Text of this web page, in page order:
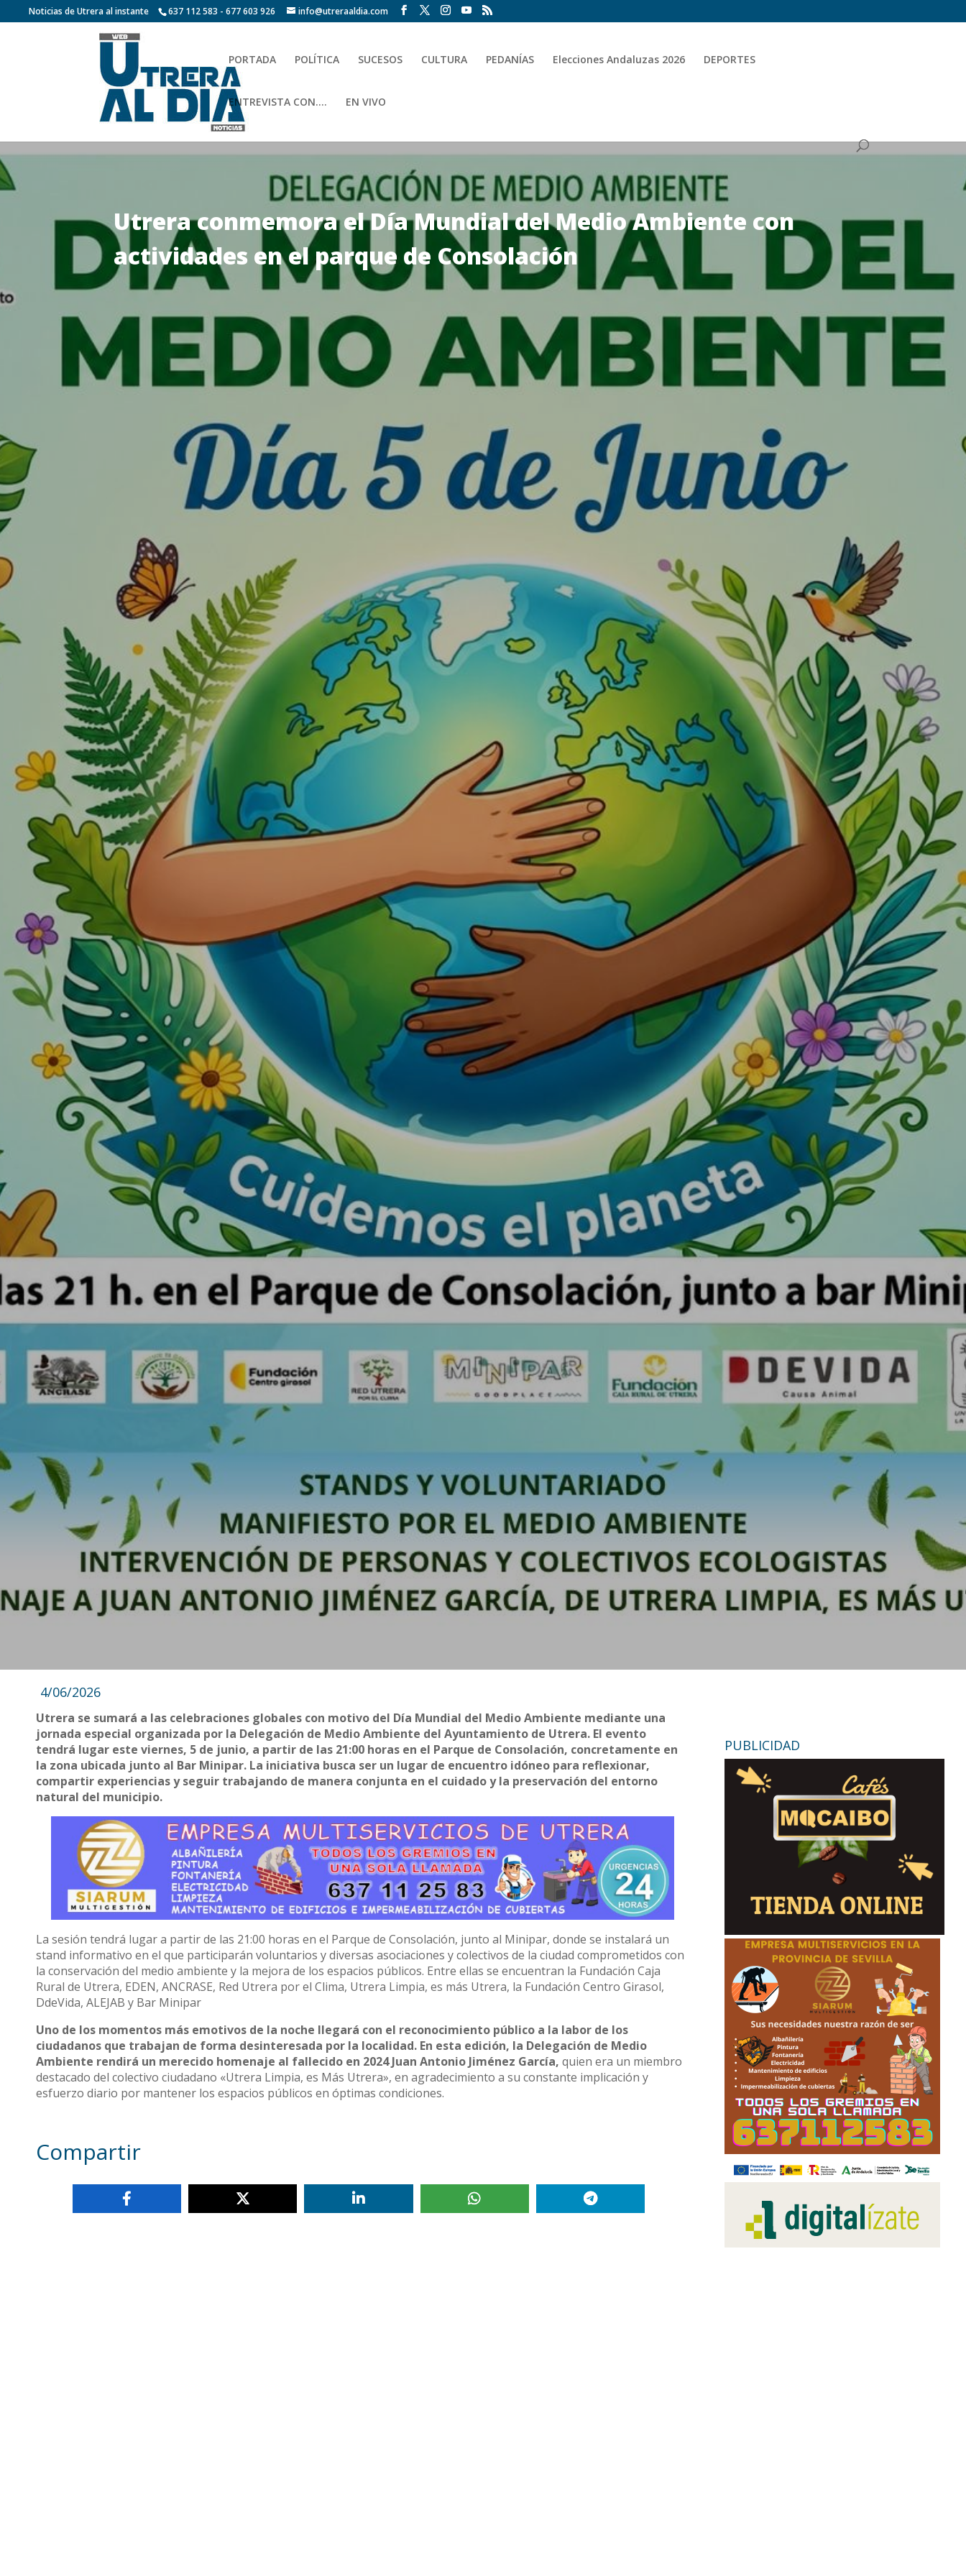
Noticias de Utrera al instante 637 112 583 - 677 603 926 info@utreraaldia.com
PORTADA POLÍTICA SUCESOS CULTURA PEDANÍAS Elecciones Andaluzas 2026 DEPORTES
ENTREVISTA CON…. EN VIVO
Utrera conmemora el Día Mundial del Medio Ambiente con
actividades en el parque de Consolación
4/06/2026
Utrera se sumará a las celebraciones globales con motivo del Día Mundial del Medio Ambiente mediante una
jornada especial organizada por la Delegación de Medio Ambiente del Ayuntamiento de Utrera. El evento
tendrá lugar este viernes, 5 de junio, a partir de las 21:00 horas en el Parque de Consolación, concretamente en
la zona ubicada junto al Bar Minipar. La iniciativa busca ser un lugar de encuentro idóneo para reflexionar,
compartir experiencias y seguir trabajando de manera conjunta en el cuidado y la preservación del entorno
natural del municipio.
La sesión tendrá lugar a partir de las 21:00 horas en el Parque de Consolación, junto al Minipar, donde se instalará un
stand informativo en el que participarán voluntarios y diversas asociaciones y colectivos de la ciudad comprometidos con
la conservación del medio ambiente y la mejora de los espacios públicos. Entre ellas se encuentran la Fundación Caja
Rural de Utrera, EDEN, ANCRASE, Red Utrera por el Clima, Utrera Limpia, es más Utrera, la Fundación Centro Girasol,
DdeVida, ALEJAB y Bar Minipar
Uno de los momentos más emotivos de la noche llegará con el reconocimiento público a la labor de los
ciudadanos que trabajan de forma desinteresada por la localidad. En esta edición, la Delegación de Medio
Ambiente rendirá un merecido homenaje al fallecido en 2024 Juan Antonio Jiménez García,quien era un miembro
destacado del colectivo ciudadano «Utrera Limpia, es Más Utrera», en agradecimiento a su constante implicación y
esfuerzo diario por mantener los espacios públicos en óptimas condiciones.
Compartir
PUBLICIDAD